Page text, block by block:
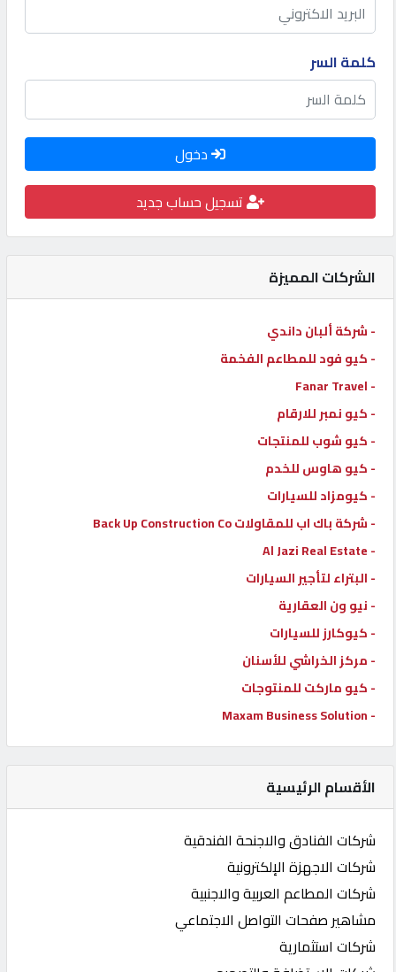
كيو
مزاد
كيو
نمبر
كارز
كيو
ماركت
الدليل
القطري
POWERED
QHOST
كلمة السر
دخول
تسجيل حساب جديد
الشركات المميزة
- شركة ألبان داندي
- كيو فود للمطاعم الفخمة
- Fanar Travel
- كيو نمبر للارقام
- كيو شوب للمنتجات
- كيو هاوس للخدم
- كيومزاد للسيارات
- شركة باك اب للمقاولات Back Up Construction Co
- Al Jazi Real Estate
- البتراء لتأجير السيارات
- نيو ون العقارية
- كيوكارز للسيارات
- مركز الخراشي للأسنان
- كيو ماركت للمنتوجات
- Maxam Business Solution
الأقسام الرئيسية
شركات الفنادق والاجنحة الفندقية
شركات الاجهزة الإلكترونية
شركات المطاعم العربية والاجنبية
مشاهير صفحات التواصل الاجتماعي
شركات استثمارية